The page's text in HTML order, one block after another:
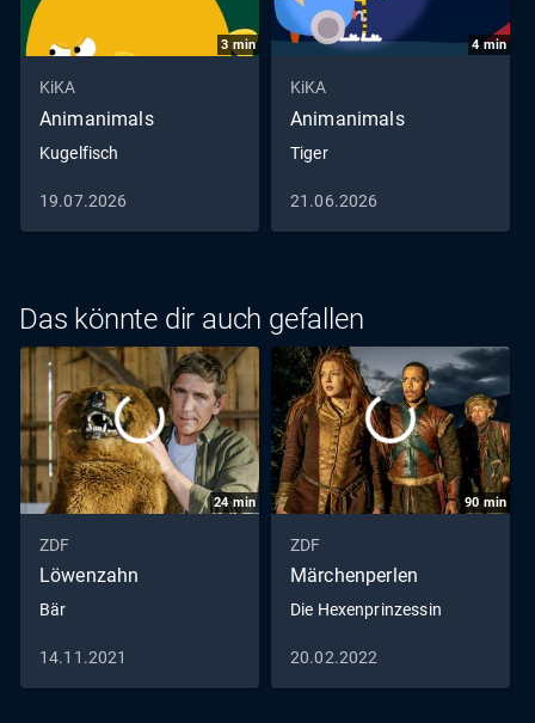
3 min
KiKA
Animanimals
Kugelfisch
19.07.2026
4 min
KiKA
Animanimals
Tiger
21.06.2026
Das könnte dir auch gefallen
24min
ZDF
Löwenzahn
Bär
14.11.2021
90 min
ZDF
Märchenperlen
Die Hexenprinzessin
20.02.2022